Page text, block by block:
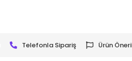
Telefonla Sipariş Ürün